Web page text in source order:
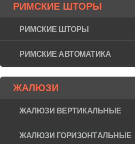
РИМСКИЕ ШТОРЫ
РИМСКИЕ ШТОРЫ
РИМСКИЕ АВТОМАТИКА
ЖАЛЮЗИ
ЖАЛЮЗИ ВЕРТИКАЛЬНЫЕ
ЖАЛЮЗИ ГОРИЗОНТAЛЬНЫЕ